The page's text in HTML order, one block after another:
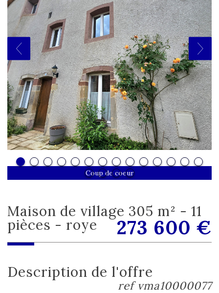
Coup de coeur
maison de village 305 m² - 11
pièces - roye 273 600 €
description de l'offre
ref vma10000077